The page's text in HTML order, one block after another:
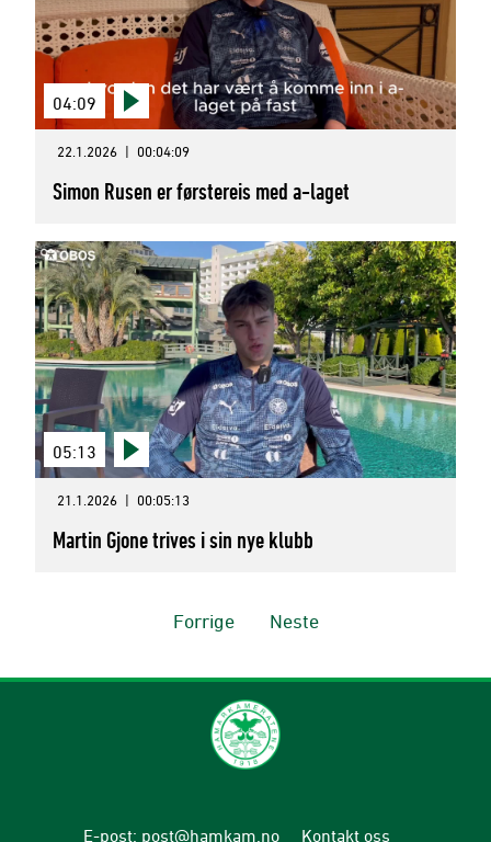
04:09
22.1.2026 | 00:04:09
Simon Rusen er førstereis med a-laget
05:13
21.1.2026 | 00:05:13
Martin Gjone trives i sin nye klubb
Forrige Neste
E-post: post@hamkam.no Kontakt oss